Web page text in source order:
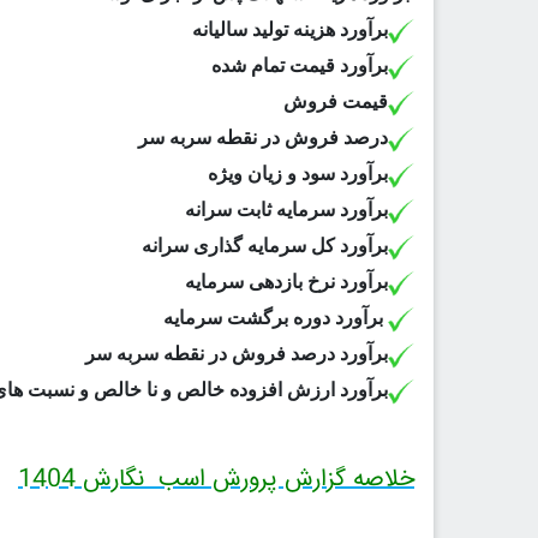
برآورد هزینه تولید سالیانه
برآورد قیمت تمام شده
قیمت فروش
درصد فروش در نقطه سربه سر
برآورد سود و زیان ویژه
برآورد سرمایه ثابت سرانه
برآورد کل سرمایه گذاری سرانه
برآورد نرخ بازدهی سرمایه
برآورد دوره برگشت سرمایه
برآورد درصد فروش در نقطه سربه سر
برآورد ارزش افزوده خالص و نا خالص و نسبت
خلاصه گزارش پرورش اسب نگارش 1404